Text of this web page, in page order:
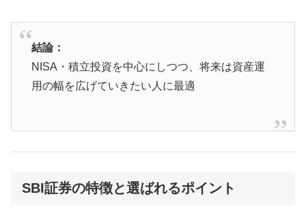
結論：
NISA・積立投資を中心にしつつ、将来は資産運
用の幅を広げていきたい人に最適
SBI証券の特徴と選ばれるポイント